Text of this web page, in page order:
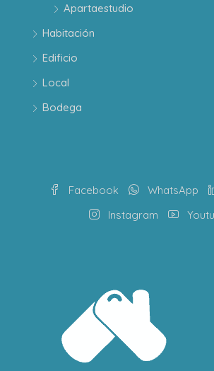
Apartaestudio
Habitación
Edificio
Local
Bodega
Facebook WhatsApp
Instagram